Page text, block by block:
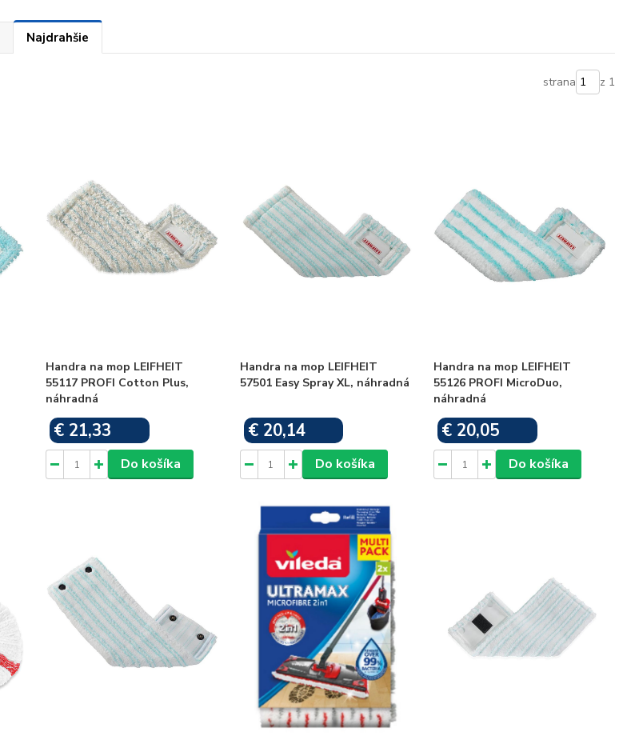
Najdrahšie
strana z 1
Handra na mop LEIFHEIT
55117 PROFI Cotton Plus,
náhradná
€ 21,33
Do košíka
Handra na mop LEIFHEIT
57501 Easy Spray XL, náhradná
€ 20,14
Do košíka
Handra na mop LEIFHEIT
55126 PROFI MicroDuo,
náhradná
€ 20,05
Do košíka